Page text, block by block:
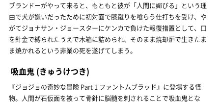
ブランドーがやって来ると、もともと彼が「人間に媚びる」という理
由で犬が嫌いだったために初対面で膝蹴りを喰らう仕打ちを受け、や
がてジョナサン・ジョースターにケンカで負けた報復措置として、口
を針金で縛られたうえで木箱に詰められ、そのまま焼却炉で生きたま
ま焼かれるという非業の死を遂げてしまう。
吸血鬼 (きゅうけつき)
『ジョジョの奇妙な冒険 Part 1 ファントムブラッド』に登場する怪
物。人間が石仮面を被って骨針に脳髄を刺されることで吸血鬼とな